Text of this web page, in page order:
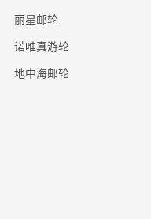
丽星邮轮
诺唯真游轮
地中海邮轮